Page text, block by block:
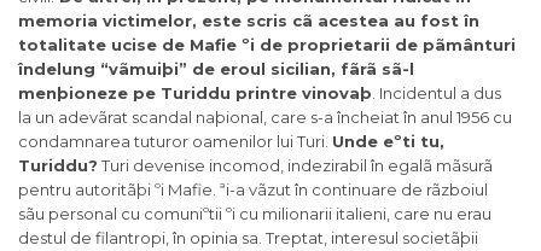
memoria victimelor, este scris cã acestea au fost în
totalitate ucise de Mafie ºi de proprietarii de pãmânturi
îndelung “vãmuiþi” de eroul sicilian, fãrã sã-l
menþioneze pe Turiddu printre vinovaþ . Incidentul a dus
la un adevãrat scandal naþional, care s-a încheiat în anul 1956 cu
condamnarea tuturor oamenilor lui Turi. Unde eºti tu,
Turiddu?Turi devenise incomod, indezirabil în egalã mãsurã
pentru autoritãþi ºi Mafie. ªi-a vãzut în continuare de rãzboiul
sãu personal cu comuniºtii ºi cu milionarii italieni, care nu erau
destul de filantropi, în opinia sa. Treptat, interesul societãþii